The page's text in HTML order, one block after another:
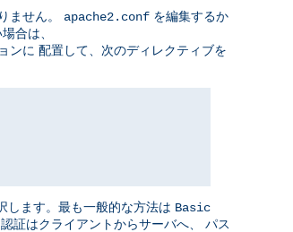
ません。 apache2.conf を編集するか
合は、
に 配置して、次のディレクティブを
します。最も一般的な方法は Basic
証はクライアントからサーバへ、 パス